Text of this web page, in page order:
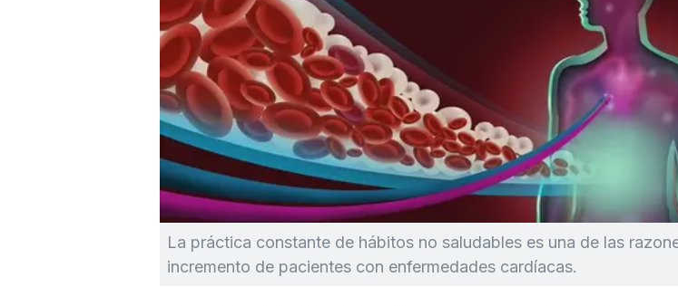
La práctica constante de hábitos no saludables es una de las
incremento de pacientes con enfermedades cardíacas.